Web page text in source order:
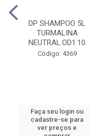
DP SHAMPOO 5L
TURMALINA
NEUTRAL.OD1:10
Código: 4369
Faça seu login ou
cadastre-se para
ver preços e